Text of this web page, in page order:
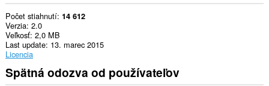
Počet stiahnutí 14 612
Verzia 2.0
Veľkosť 2,0 MB
Last update 13. marec 2015
Licencia
Spätná odozva od používateľov